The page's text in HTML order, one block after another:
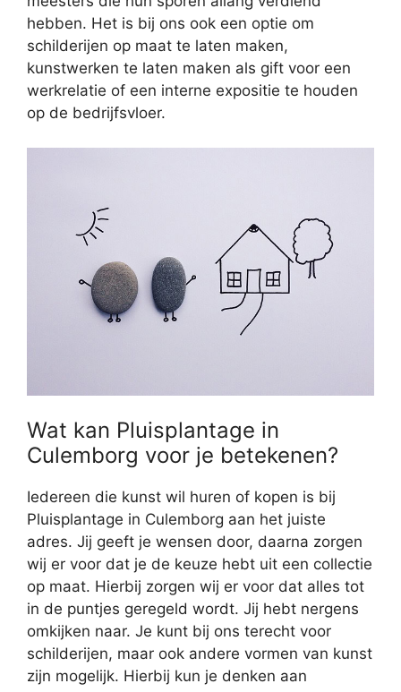
hebben. Het is bij ons ook een optie om
schilderijen op maat te laten maken,
kunstwerken te laten maken als gift voor een
werkrelatie of een interne expositie te houden
op de bedrijfsvloer.
Wat kan Pluisplantage in
Culemborg voor je betekenen?
Iedereen die kunst wil huren of kopen is bij
Pluisplantage in Culemborg aan het juiste
adres. Jij geeft je wensen door, daarna zorgen
wij er voor dat je de keuze hebt uit een collectie
op maat. Hierbij zorgen wij er voor dat alles tot
in de puntjes geregeld wordt. Jij hebt nergens
omkijken naar. Je kunt bij ons terecht voor
schilderijen, maar ook andere vormen van kunst
zijn mogelijk. Hierbij kun je denken aan